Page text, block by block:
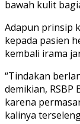
bawah kulit
Adapun prinsip
kepada pasien
kembali irama
“Tindakan
demikian,
karena
kalinya